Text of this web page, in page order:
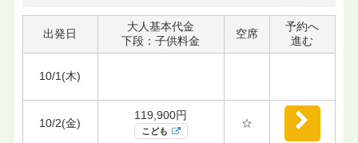
出発日
大人基本代金
下段：子供料金
空席
予約へ
進む
10/1(木)
10/2(金)
119,900円
こども
☆